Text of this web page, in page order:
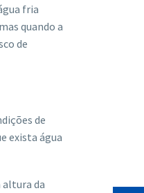
fria
quando a
de
de
exista água
altura da